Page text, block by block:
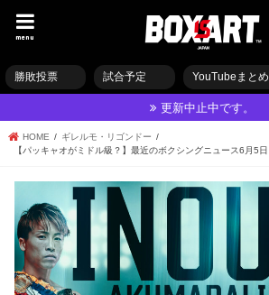
menu
勝敗投票 試合予定 YouTubeまとめ
更新中止中です。
HOME
ギレルモ・リゴンドー
【パッキャオがミドル級？】最近のボクシングニュース6月5日